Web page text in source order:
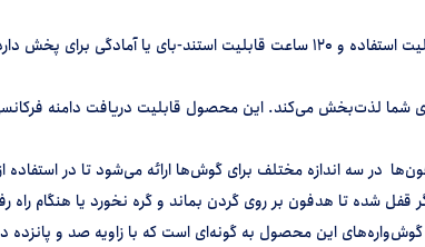
در سه اندازه مختلف برای گوش‌ها ارائه می‌شود تا در
این محصول به گونه‌ای است که با زاویه صد و